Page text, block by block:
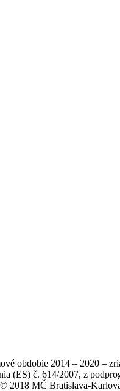
obdobie 2014 – 2020 –
(ES) č. 614/2007, z
MČ Bratislava-